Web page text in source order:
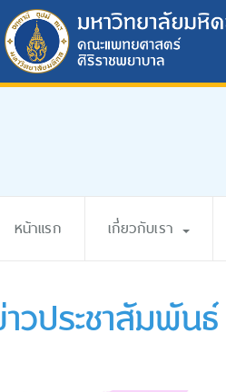
หน้าแรก เกี่ยวกับเรา
วประชาสัมพันธ์